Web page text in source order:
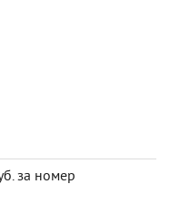
за номер